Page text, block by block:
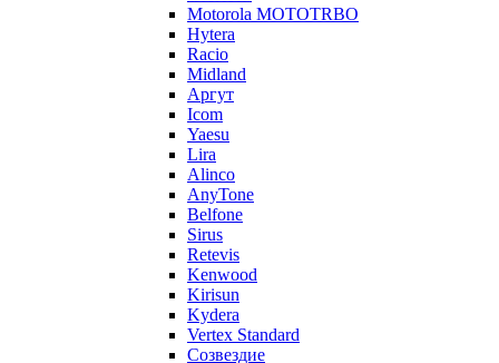
Motorola MOTOTRBO
Hytera
Racio
Midland
Аргут
Icom
Yaesu
Lira
Alinco
AnyTone
Belfone
Sirus
Retevis
Kenwood
Kirisun
Kydera
Vertex Standard
Созвездие